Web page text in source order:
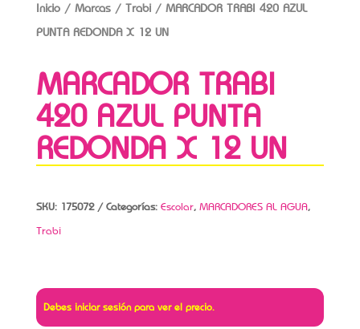
Inicio/ Marcas/ Trabi/ MARCADOR TRABI 420 AZUL
PUNTA REDONDA X 12 UN
MARCADOR TRABI
420 AZUL PUNTA
REDONDA X 12 UN
SKU: 175072 Categorías: Escolar, MARCADORES AL AGUA,
Trabi
Debes iniciar sesión para ver el precio.